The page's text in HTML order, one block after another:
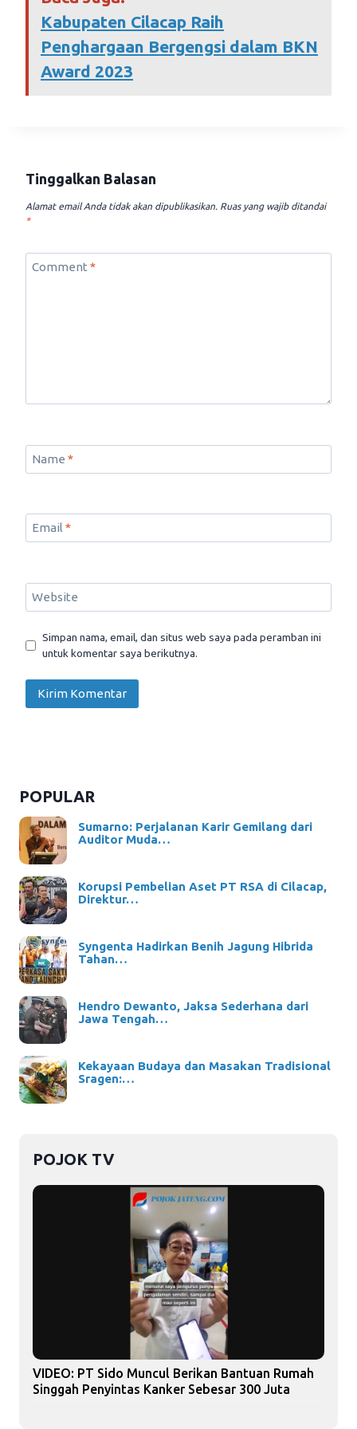
Kabupaten Cilacap Raih
Penghargaan Bergengsi dalam BKN
Award 2023
Tinggalkan Balasan
Alamat email Anda tidak akan dipublikasikan. Ruas yang wajib ditandai
*
Comment *
Name *
Email *
Website
Simpan nama, email, dan situs web saya pada peramban ini
untuk komentar saya berikutnya.
POPULAR
Sumarno: Perjalanan Karir Gemilang dari
Auditor Muda…
Korupsi Pembelian Aset PT RSA di Cilacap,
Direktur…
Syngenta Hadirkan Benih Jagung Hibrida
Tahan…
Hendro Dewanto, Jaksa Sederhana dari
Jawa Tengah…
Kekayaan Budaya dan Masakan Tradisional
Sragen:…
POJOK TV
VIDEO: PT Sido Muncul Berikan Bantuan Rumah
Singgah Penyintas Kanker Sebesar 300 Juta